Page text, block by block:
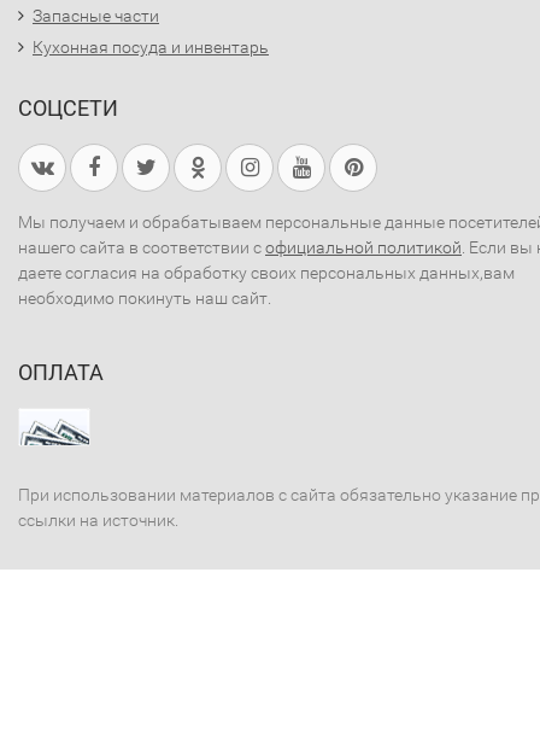
Запасные части
Кухонная посуда и инвентарь
СОЦСЕТИ
Мы получаем и обрабатываем персональные данные
нашего сайта в соответствии софициальной политикой . Если вы
даете согласия на обработку своих персональных данных,вам
необходимо покинуть наш сайт.
ОПЛАТА
При использовании материалов с сайта обязательно указание
ссылки на источник.